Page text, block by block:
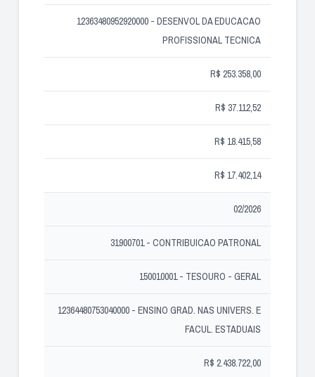
12363480952920000 - DESENVOL DA EDUCACAO
PROFISSIONAL TECNICA
R$ 253.358,00
R$ 37.112,52
R$ 18.415,58
R$ 17.402,14
02/2026
31900701 - CONTRIBUICAO PATRONAL
150010001 - TESOURO - GERAL
12364480753040000 - ENSINO GRAD. NAS UNIVERS. E
FACUL. ESTADUAIS
R$ 2.438.722,00